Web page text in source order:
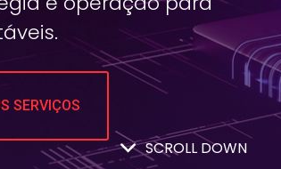
SERVIÇOS
SCROLL DOWN